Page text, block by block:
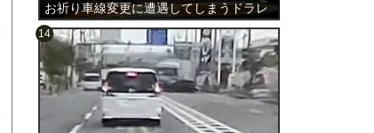
お祈り車線変更に遭遇してしまうドラレ
コ。